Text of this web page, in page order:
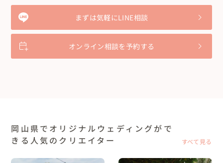
まずは気軽にLINE相談
オンライン相談を予約する
岡山県でオリジナルウェディングがで
きる人気のクリエイター
すべて見る